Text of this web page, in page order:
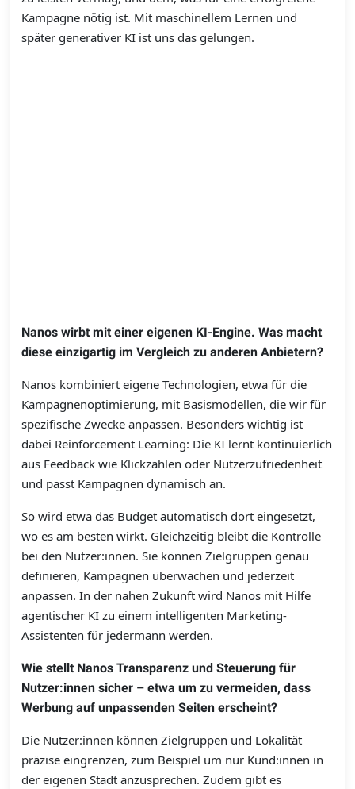
Kampagne nötig ist. Mit maschinellem Lernen und
später generativer KI ist uns das gelungen.
Nanos wirbt mit einer eigenen KI-­Engine. Was macht
diese einzigartig im Vergleich zu anderen Anbietern?
Nanos kombiniert eigene Technologien, etwa für die
Kampagnenoptimierung, mit Basismodellen, die wir für
spezifische Zwecke anpassen. Besonders wichtig ist
dabei Reinforcement Learning: Die KI lernt kontinuierlich
aus Feedback wie Klickzahlen oder Nutzer­zufriedenheit
und passt Kampagnen dynamisch an.
So wird etwa das Budget automatisch dort eingesetzt,
wo es am besten wirkt. Gleichzeitig bleibt die Kontrolle
bei den Nutzer:innen. Sie können Zielgruppen genau
definieren, Kampagnen überwachen und jederzeit
anpassen. In der nahen Zukunft wird Nanos mit Hilfe
agentischer KI zu einem intelligenten Marketing-
Assistenten für jedermann werden.
Wie stellt Nanos Transparenz und Steuerung für
Nutzer:innen sicher – etwa um zu vermeiden, dass
Werbung auf unpassenden Seiten erscheint?
Die Nutzer:innen können Zielgruppen und Lokalität
präzise eingrenzen, zum Beispiel um nur Kund:innen in
der eigenen Stadt anzusprechen. Zudem gibt es